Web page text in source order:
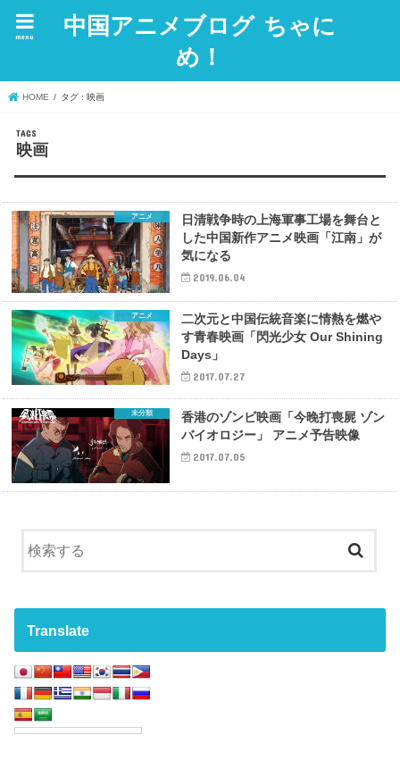
中国アニメブログ ちゃに
め！
menu
HOME タグ : 映画
映画
アニメ
日清戦争時の上海軍事工場を舞台と
した中国新作アニメ映画「江南」が
気になる
2019.06.04
アニメ
二次元と中国伝統音楽に情熱を燃や
す青春映画「閃光少女 Our Shining
Days」
2017.07.27
未分類
香港のゾンビ映画「今晚打喪屍 ゾン
バイオロジー」 アニメ予告映像
2017.07.05
Translate